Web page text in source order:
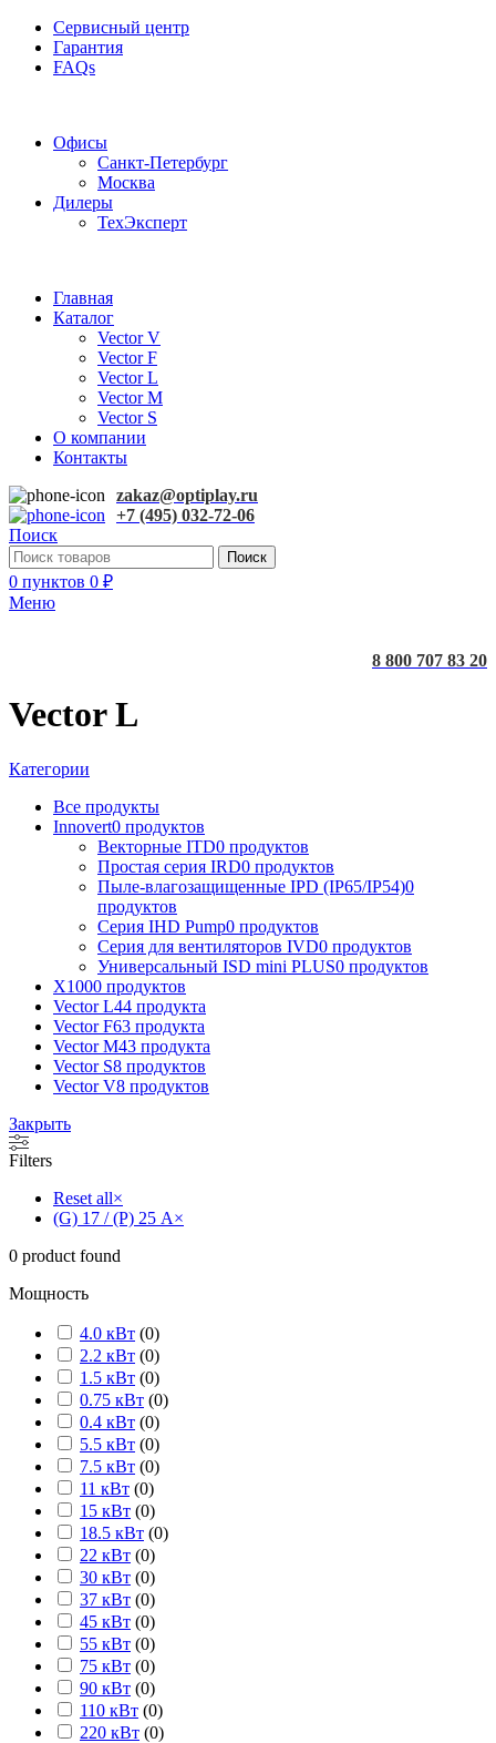
Сервисный центр
Гарантия
FAQs
Офисы
Санкт-Петербург
Москва
Дилеры
ТехЭксперт
Главная
Каталог
Vector V
Vector F
Vector L
Vector M
Vector S
О компании
Контакты
zakaz@optiplay.ru
+7 (495) 032-72-06
Поиск
Поиск
0 пунктов 0 ₽
Меню
8 800 707 83 20
Vector L
Категории
Все продукты
Innovert0 продуктов
Векторные ITD0 продуктов
Простая серия IRD0 продуктов
Пыле-влагозащищенные IPD (IP65/IP54)0
продуктов
Серия IHD Pump0 продуктов
Серия для вентиляторов IVD0 продуктов
Универсальный ISD mini PLUS0 продуктов
X1000 продуктов
Vector L44 продукта
Vector F63 продукта
Vector M43 продукта
Vector S8 продуктов
Vector V8 продуктов
Закрыть
Filters
Reset all×
(G) 17 / (P) 25 А×
0 product found
Мощность
4.0 кВт (0)
2.2 кВт (0)
1.5 кВт (0)
0.75 кВт (0)
0.4 кВт (0)
5.5 кВт (0)
7.5 кВт (0)
11 кВт (0)
15 кВт (0)
18.5 кВт (0)
22 кВт (0)
30 кВт (0)
37 кВт (0)
45 кВт (0)
55 кВт (0)
75 кВт (0)
90 кВт (0)
110 кВт (0)
220 кВт (0)